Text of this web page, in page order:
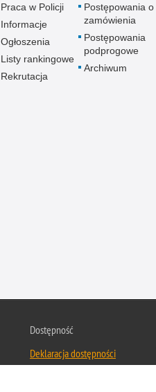
Praca w Policji
Informacje
Ogłoszenia
Listy rankingowe
Rekrutacja
Postępowania o
zamówienia
Postępowania
podprogowe
Archiwum
Dostępność
Deklaracja dostępności